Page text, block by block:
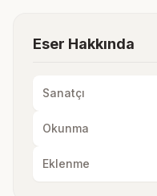
Eser Hakkında
Sanatçı
Okunma
Eklenme